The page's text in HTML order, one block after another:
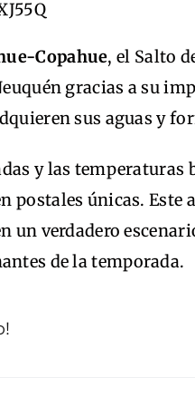
Copahue, el Salto
gracias a su
sus aguas y
y las temperaturas
postales únicas.
un verdadero
de la temporada.